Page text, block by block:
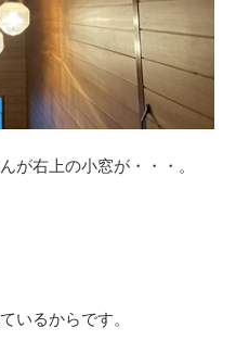
が右上の小窓が・・・。
いるからです。